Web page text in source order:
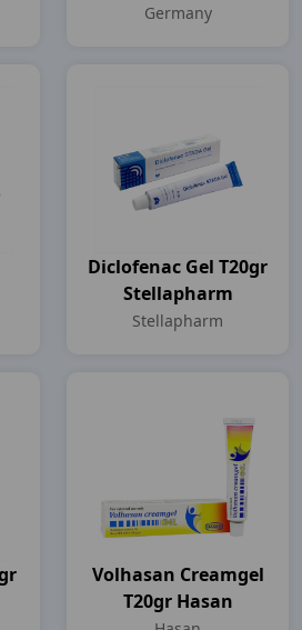
Germany
Diclofenac Gel T20gr
Stellapharm
Stellapharm
Volhasan Creamgel
T20gr Hasan